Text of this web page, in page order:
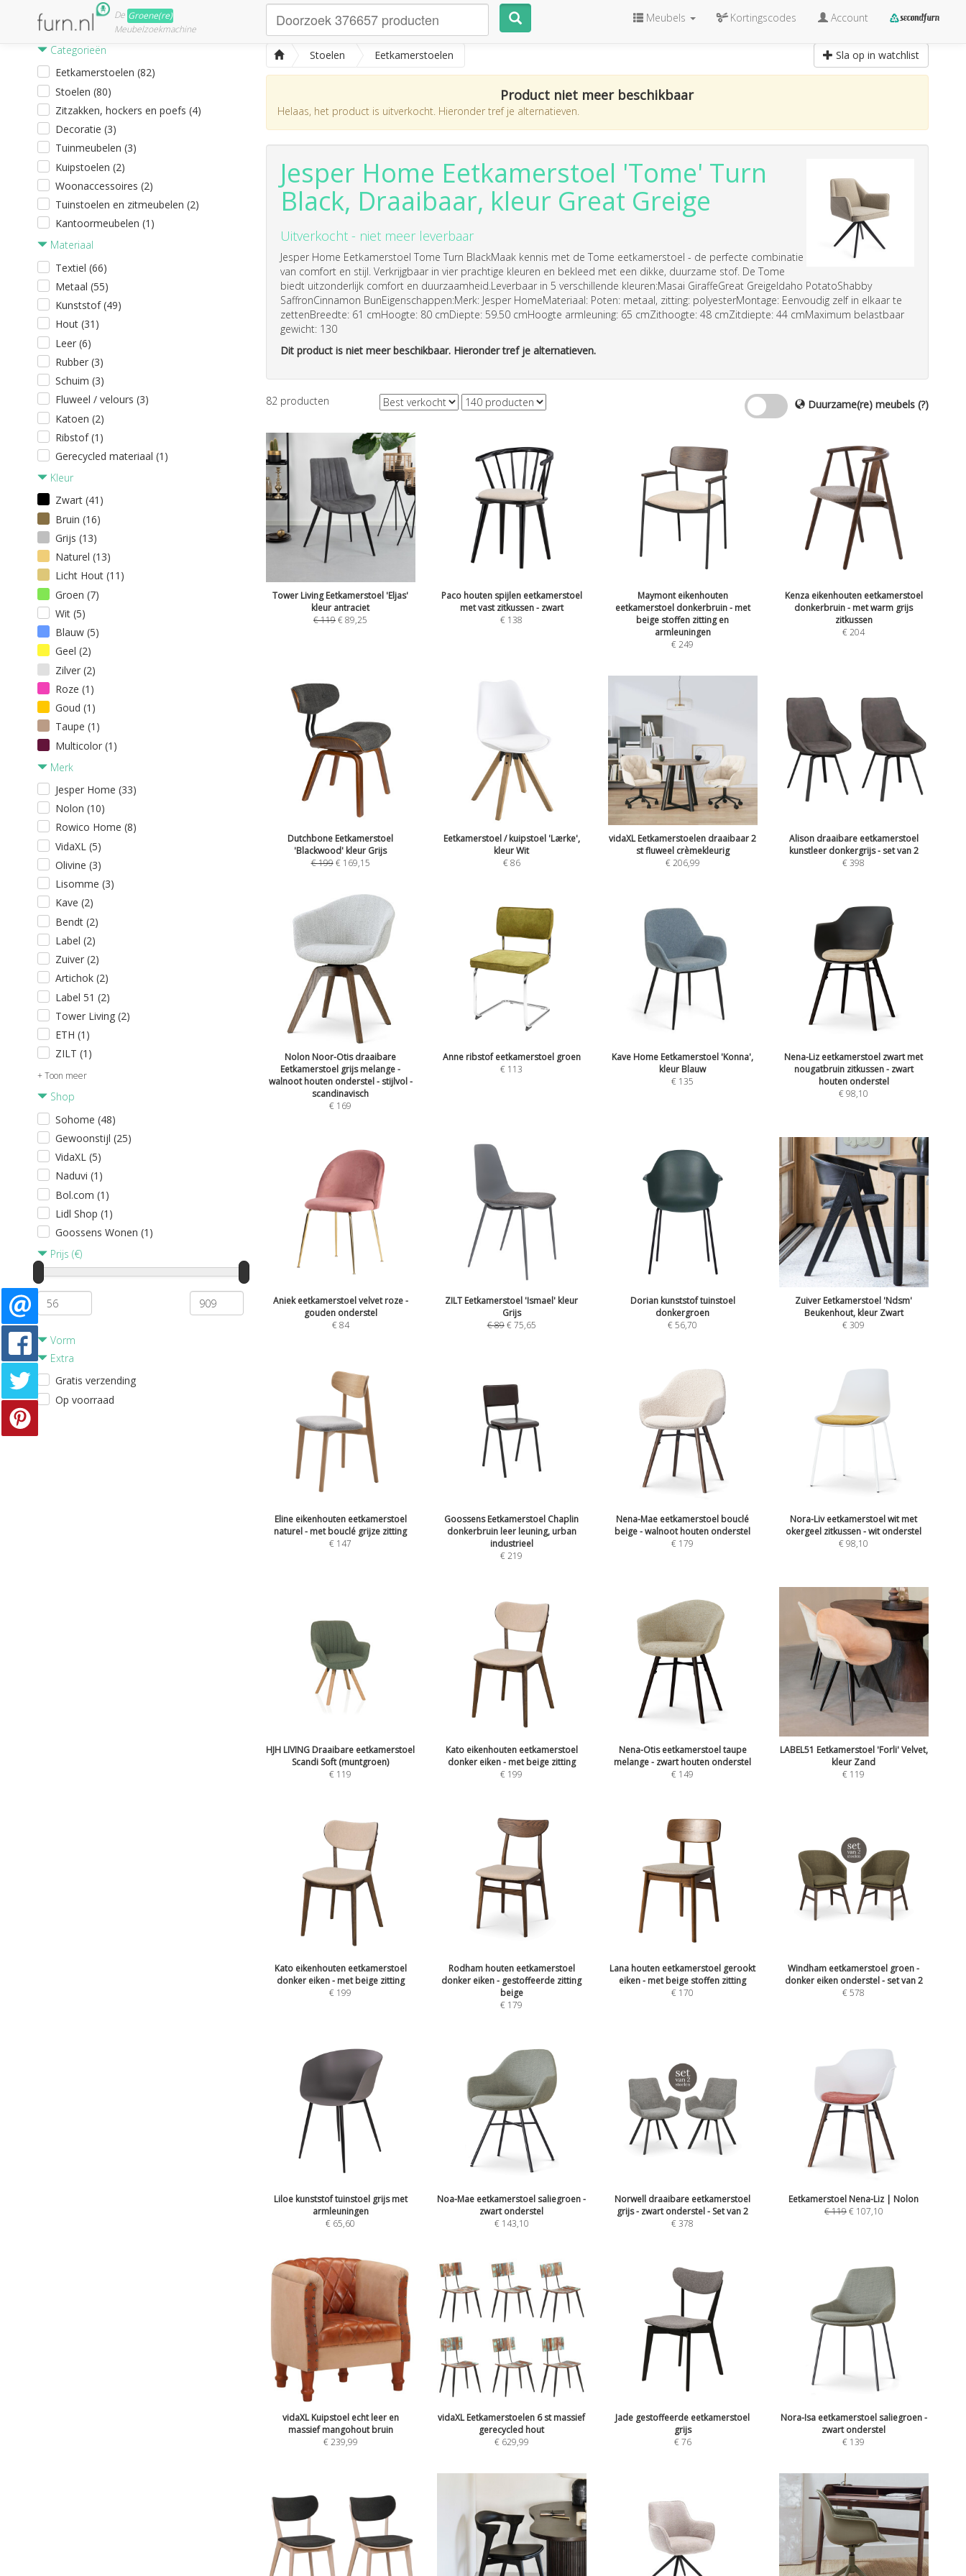
De Groene(re)
Meubelzoekmachine
Meubels Kortingscodes Account
Categorieën
Eetkamerstoelen (82)
Stoelen (80)
Zitzakken, hockers en poefs (4)
Decoratie (3)
Tuinmeubelen (3)
Kuipstoelen (2)
Woonaccessoires (2)
Tuinstoelen en zitmeubelen (2)
Kantoormeubelen (1)
Materiaal
Textiel (66)
Metaal (55)
Kunststof (49)
Hout (31)
Leer (6)
Rubber (3)
Schuim (3)
Fluweel / velours (3)
Katoen (2)
Ribstof (1)
Gerecycled materiaal (1)
Kleur
Zwart (41)
Bruin (16)
Grijs (13)
Naturel (13)
Licht Hout (11)
Groen (7)
Wit (5)
Blauw (5)
Geel (2)
Zilver (2)
Roze (1)
Goud (1)
Taupe (1)
Multicolor (1)
Merk
Jesper Home (33)
Nolon (10)
Rowico Home (8)
VidaXL (5)
Olivine (3)
Lisomme (3)
Kave (2)
Bendt (2)
Label (2)
Zuiver (2)
Artichok (2)
Label 51 (2)
Tower Living (2)
ETH (1)
ZILT (1)
+ Toon meer
Shop
Sohome (48)
Gewoonstijl (25)
VidaXL (5)
Naduvi (1)
Bol.com (1)
Lidl Shop (1)
Goossens Wonen (1)
Prijs (€)
Vorm
Extra
Gratis verzending
Op voorraad
Stoelen Eetkamerstoelen Sla op in watchlist
Product niet meer beschikbaar
Helaas, het product is uitverkocht. Hieronder tref je alternatieven.
Jesper Home Eetkamerstoel 'Tome' Turn
Black, Draaibaar, kleur Great Greige
Uitverkocht - niet meer leverbaar
Jesper Home Eetkamerstoel Tome Turn BlackMaak kennis met de Tome eetkamerstoel - de perfecte combinatie
van comfort en stijl. Verkrijgbaar in vier prachtige kleuren en bekleed met een dikke, duurzame stof. De Tome
biedt uitzonderlijk comfort en duurzaamheid.Leverbaar in 5 verschillende kleuren:Masai GiraffeGreat GreigeIdaho PotatoShabby
SaffronCinnamon BunEigenschappen:Merk: Jesper HomeMateriaal: Poten: metaal, zitting: polyesterMontage: Eenvoudig zelf in elkaar te
zettenBreedte: 61 cmHoogte: 80 cmDiepte: 59.50 cmHoogte armleuning: 65 cmZithoogte: 48 cmZitdiepte: 44 cmMaximum belastbaar
gewicht: 130
Dit product is niet meer beschikbaar. Hieronder tref je alternatieven.
82producten Duurzame(re) meubels (?)
Tower Living Eetkamerstoel 'Eljas'
kleur antraciet
€119€89,25
Paco houten spijlen eetkamerstoel
met vast zitkussen - zwart
€ 138
Maymont eikenhouten
eetkamerstoel donkerbruin - met
beige stoffen zitting en
armleuningen
€249
Kenza eikenhouten eetkamerstoel
donkerbruin - met warm grijs
zitkussen
€204
Dutchbone Eetkamerstoel
'Blackwood' kleur Grijs
€199 € 169,15
Eetkamerstoel / kuipstoel 'Lærke',
kleur Wit
€86
vidaXL Eetkamerstoelen draaibaar 2
st fluweel crèmekleurig
€206,99
Alison draaibare eetkamerstoel
kunstleer donkergrijs - set van 2
€398
Nolon Noor-Otis draaibare
Eetkamerstoel grijs melange -
walnoot houten onderstel - stijlvol -
scandinavisch
€ 169
Anne ribstof eetkamerstoel groen
€ 113
Kave Home Eetkamerstoel 'Konna',
kleur Blauw
€ 135
Nena-Liz eetkamerstoel zwart met
nougatbruin zitkussen - zwart
houten onderstel
€98,10
Aniek eetkamerstoel velvet roze -
gouden onderstel
€84
ZILT Eetkamerstoel 'Ismael' kleur
Grijs
€89€75,65
Dorian kunststof tuinstoel
donkergroen
€56,70
Zuiver Eetkamerstoel 'Ndsm'
Beukenhout, kleur Zwart
€309
Eline eikenhouten eetkamerstoel
naturel - met bouclé grijze zitting
€ 147
Goossens Eetkamerstoel Chaplin
donkerbruin leer leuning, urban
industrieel
€219
Nena-Mae eetkamerstoel bouclé
beige - walnoot houten onderstel
€ 179
Nora-Liv eetkamerstoel wit met
okergeel zitkussen - wit onderstel
€98,10
HJH LIVING Draaibare eetkamerstoel
Scandi Soft (muntgroen)
€ 119
Kato eikenhouten eetkamerstoel
donker eiken - met beige zitting
€ 199
Nena-Otis eetkamerstoel taupe
melange - zwart houten onderstel
€ 149
LABEL51 Eetkamerstoel 'Forli' Velvet,
kleur Zand
€ 119
Kato eikenhouten eetkamerstoel
donker eiken - met beige zitting
€ 199
Rodham houten eetkamerstoel
donker eiken - gestoffeerde zitting
beige
€ 179
Lana houten eetkamerstoel gerookt
eiken - met beige stoffen zitting
€ 170
Windham eetkamerstoel groen -
donker eiken onderstel - set van 2
€578
Liloe kunststof tuinstoel grijs met
armleuningen
€ 65,60
Noa-Mae eetkamerstoel saliegroen -
zwart onderstel
€ 143,10
Norwell draaibare eetkamerstoel
grijs - zwart onderstel - Set van 2
€378
Eetkamerstoel Nena-Liz | Nolon
€119€ 107,10
vidaXL Kuipstoel echt leer en
massief mangohout bruin
€239,99
vidaXL Eetkamerstoelen 6 st massief
gerecycled hout
€ 629,99
Jade gestoffeerde eetkamerstoel
grijs
€76
Nora-Isa eetkamerstoel saliegroen -
zwart onderstel
€ 139